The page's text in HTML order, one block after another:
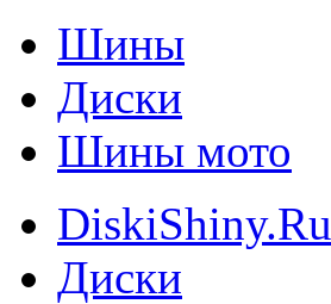
Шины
Диски
Шины мото
DiskiShiny.Ru
Диски